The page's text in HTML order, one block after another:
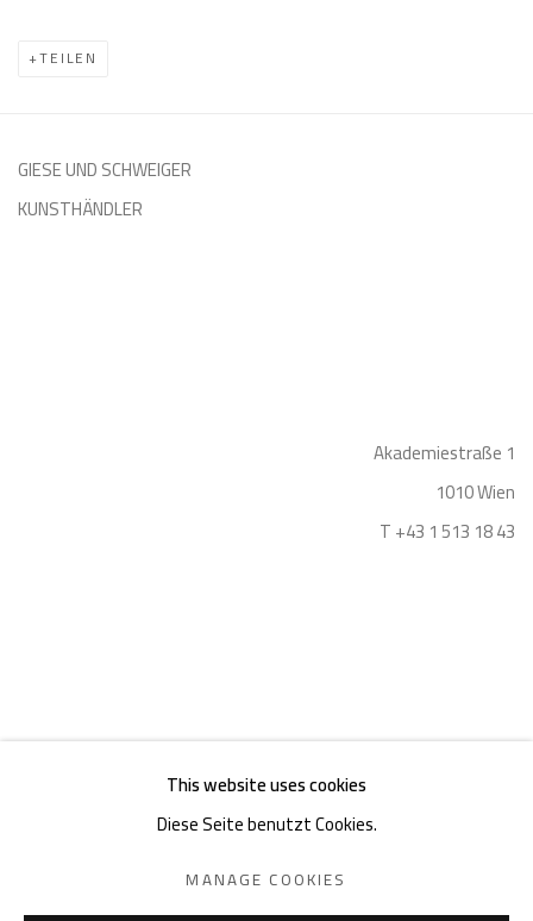
TEILEN
GIESE UND SCHWEIGER
KUNSTHÄNDLER
Akademiestraße 1
1010 Wien
T +43 1 513 18 43
Impressum
This website uses cookies
Diese Seite benutzt Cookies.
MANAGE COOKIES